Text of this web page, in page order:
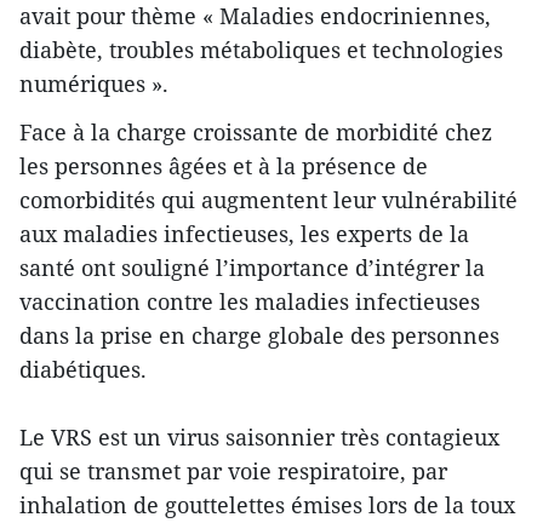
avait pour thème « Maladies endocriniennes,
diabète, troubles métaboliques et technologies
numériques ».
Face à la charge croissante de morbidité chez
les personnes âgées et à la présence de
comorbidités qui augmentent leur vulnérabilité
aux maladies infectieuses, les experts de la
santé ont souligné l’importance d’intégrer la
vaccination contre les maladies infectieuses
dans la prise en charge globale des personnes
diabétiques.
Le VRS est un virus saisonnier très contagieux
qui se transmet par voie respiratoire, par
inhalation de gouttelettes émises lors de la toux